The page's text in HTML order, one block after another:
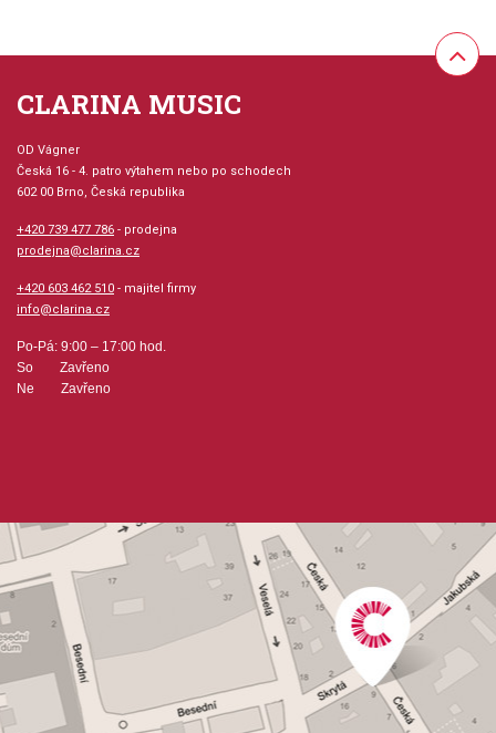
CLARINA MUSIC
OD Vágner
Česká 16 - 4. patro výtahem nebo po schodech
602 00 Brno, Česká republika
+420 739 477 786 - prodejna
prodejna@clarina.cz
+420 603 462 510 - majitel firmy
info@clarina.cz
Po-Pá: 9:00 – 17:00 hod.
So Zavřeno
Ne Zavřeno